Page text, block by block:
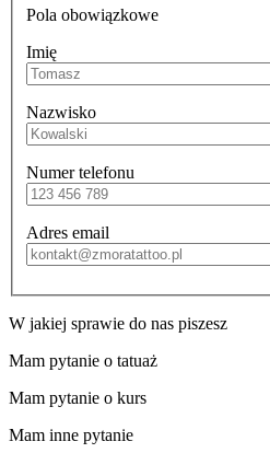
Pola obowiązkowe
Imię
Nazwisko
Numer telefonu
Adres email
W jakiej sprawie do nas piszesz
Mam pytanie o tatuaż
Mam pytanie o kurs
Mam inne pytanie